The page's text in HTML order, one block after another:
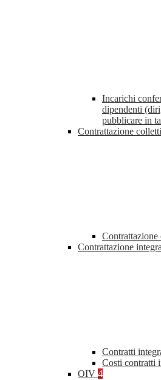
Incarichi
dipendenti
pubblicare in
Contrattazione
Contrattazione
Contrattazione
Contratti
Costi contratti
OIV 4